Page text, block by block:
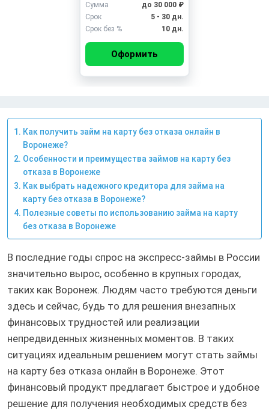
Сумма
до 30 000 ₽
Срок
5 - 30 дн.
Срок без %
10 дн.
Оформить
Как получить займ на карту без отказа онлайн в
Воронеже?
Особенности и преимущества займов на карту без
отказа в Воронеже
Как выбрать надежного кредитора для займа на
карту без отказа в Воронеже?
Полезные советы по использованию займа на карту
без отказа в Воронеже
В последние годы спрос на экспресс-займы в России
значительно вырос, особенно в крупных городах,
таких как Воронеж. Людям часто требуются деньги
здесь и сейчас, будь то для решения внезапных
финансовых трудностей или реализации
непредвиденных жизненных моментов. В таких
ситуациях идеальным решением могут стать займы
на карту без отказа онлайн в Воронеже. Этот
финансовый продукт предлагает быстрое и удобное
решение для получения необходимых средств без